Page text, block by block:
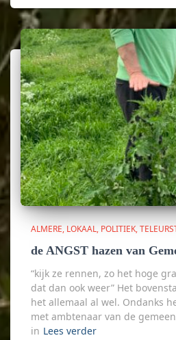
ALMERE LOKAAL POLITIEK
de ANGST hazen van
“kijk ze rennen, zo het hoge
dat dan ook weer” Het
het allemaal al wel. Ondanks
met ambtenaar van de
in Lees verder